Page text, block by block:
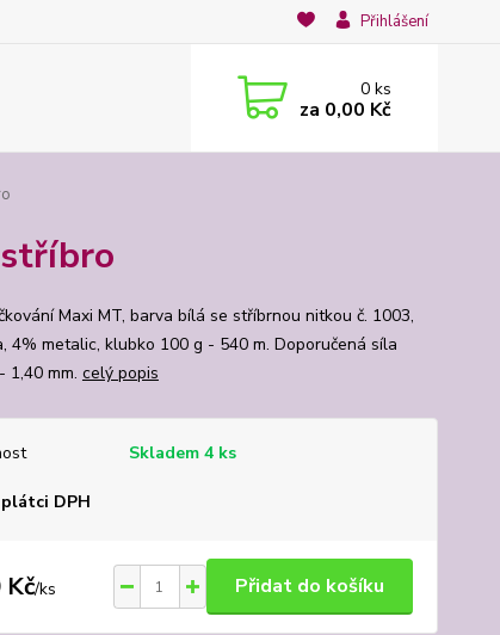
Přihlášení
0ks
za 0,00 Kč
Maxi MT, barva bílá se stříbrnou nitkou č. 1003,
4% metalic, klubko 100 g - 540 m. Doporučená síla
1,40 mm. celý popis
Skladem 4 ks
DPH
Kč/ks Přidat do košíku